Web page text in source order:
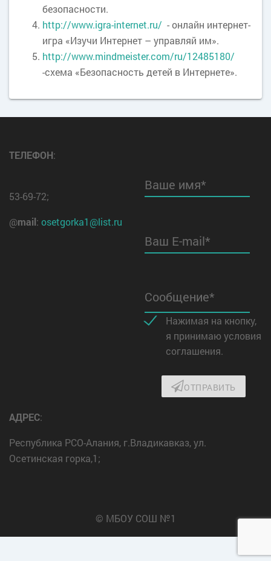
безопасности.
http://www.igra-internet.ru/ - онлайн интернет-
игра «Изучи Интернет – управляй им».
http://www.mindmeister.com/ru/12485180/
-схема «Безопасность детей в Интернете».
ТЕЛЕФОН:
53-69-72;
@mail: osetgorka1@list.ru
Ваше имя*
Ваш E-mail*
Сообщение*
Нажимая на кнопку,
я принимаю условия
соглашения.
ОТПРАВИТЬ
АДРЕС:
Республика РСО-Алания, г.Владикавказ, ул.
Осетинская горка,1;
© МБОУ СОШ №1